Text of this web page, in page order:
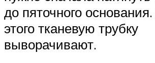
до пяточного
этого тканевую трубку
выворачивают.